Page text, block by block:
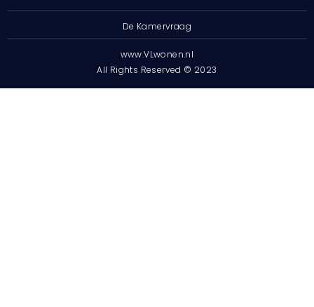
De Kamervraag
www.VLwonen.nl
All Rights Reserved © 2023